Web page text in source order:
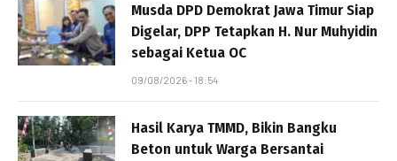
Musda DPD Demokrat Jawa Timur Siap
Digelar, DPP Tetapkan H. Nur Muhyidin
sebagai Ketua OC
09/08/2026 - 18:54
Hasil Karya TMMD, Bikin Bangku
Beton untuk Warga Bersantai